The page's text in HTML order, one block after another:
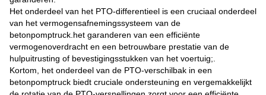
Het onderdeel van het PTO-differentieel is een cruciaal onderdeel
van het vermogensafnemingssysteem van de
betonpomptruck.het garanderen van een efficiënte
vermogenoverdracht en een betrouwbare prestatie van de
hulpuitrusting of bevestigingsstukken van het voertuig;.
Kortom, het onderdeel van de PTO-verschilbak in een
betonpomptruck biedt cruciale ondersteuning en vergemakkelijkt